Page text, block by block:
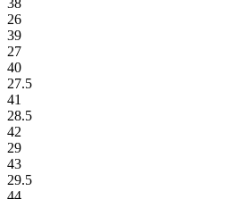
26
39
27
40
27.5
41
28.5
42
29
43
29.5
44